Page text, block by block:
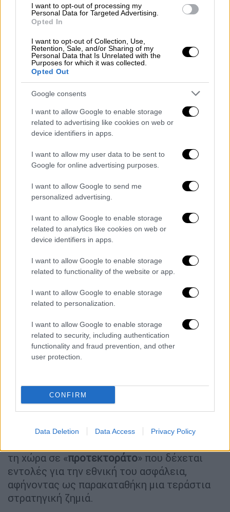
I want to opt-out of processing my
Personal Data for Targeted Advertising.
Opted In
I want to opt-out of Collection, Use,
Retention, Sale, and/or Sharing of my
Personal Data that Is Unrelated with the
Purposes for which it was collected.
Opted Out
Google consents
I want to allow Google to enable storage
related to advertising like cookies on web or
device identifiers in apps.
I want to allow my user data to be sent to
Google for online advertising purposes.
I want to allow Google to send me
personalized advertising.
I want to allow Google to enable storage
related to analytics like cookies on web or
device identifiers in apps.
I want to allow Google to enable storage
related to functionality of the website or app.
I want to allow Google to enable storage
related to personalization.
I want to allow Google to enable storage
related to security, including authentication
functionality and fraud prevention, and other
user protection.
CONFIRM
Data Deletion Data Access Privacy Policy
λεπτομέρειες εφαρμογής του πλαισίου
συμφωνίας.
Αντιδράσεις από σκληροπυρηνικούς
στο Ιράν και στο Ισραήλ
Οι εξελίξεις αυτές έχουν ήδη πυροδοτήσει
σφοδρές αντιδράσεις στο εσωτερικό του
. Στην ιερή πόλη Μασχάντ,
σκληροπυρηνικοί διαδηλωτές
συγκεντρώθηκαν έξω από κτίριο του
Υπουργείου Εξωτερικών, φωνάζοντας
συνθήματα κατά του υπουργούΑμπάς
σκληροπυρηνικοί του καθεστώτος
αντιτίθενται σθεναρά σε οποιαδήποτε
παραχώρηση, ειδικά σε ό,τι αφορά τα Στενά
του Ορμούζ, τα οποία τελούν υπό de facto
αποκλεισμό από την Τεχεράνη.
Την ίδια ώρα, το κλίμα είναι εξαιρετικά βαρύ
και στο Ισραήλ. Ο ηγέτης της
αντιπολίτευσης,Γιαΐρ Λαπίντ, εξαπέλυσε
δριμεία επίθεση κατά του
αποτυχία» της κυβέρνησης.
Όπως υπογράμμισε, η διαφαινόμενη
συμφωνία δεν επιτυγχάνει κανέναν από τους
καθεστώς τηςΤεχεράνης
πυραυλικό του πρόγραμμα παραμένει άθικτο
προγράμματος είναι ορατή. Κατηγόρησε
τη χώρα σε «προτεκτοράτο» που δέχεται
εντολές για την εθνική του ασφάλεια,
αφήνοντας ως παρακαταθήκη μια τεράστια
στρατηγική ζημιά.